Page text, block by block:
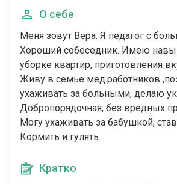
О себе
Меня зовут Вера. Я педагог с
Хороший собеседник. Имею
уборке квартир, приготовления
Живу в семье мед.работников
ухаживать за больными, делаю
Добропорядочная, без вредных
Могу ухаживать за бабушкой,
Кормить и гулять.
Кратко